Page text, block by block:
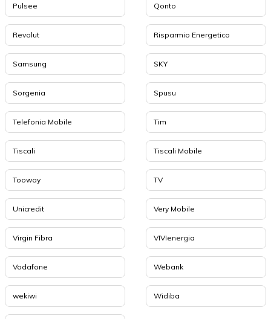
Pulsee Qonto
Revolut Risparmio Energetico
Samsung SKY
Sorgenia Spusu
Telefonia Mobile Tim
Tiscali Tiscali Mobile
Tooway TV
Unicredit Very Mobile
Virgin Fibra VIVIenergia
Vodafone Webank
wekiwi Widiba